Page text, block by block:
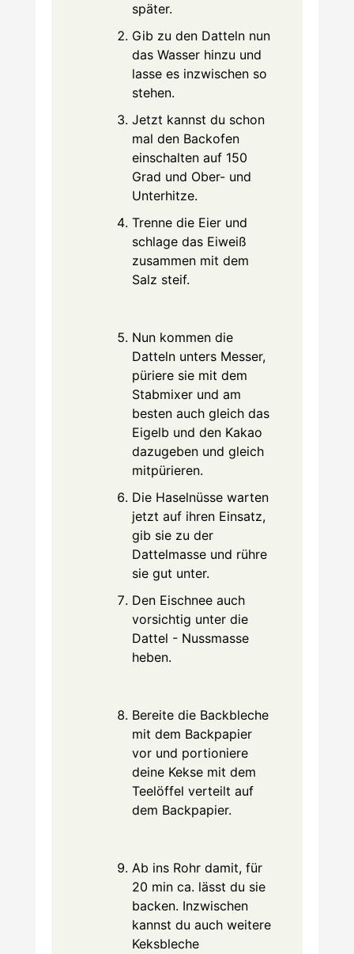
später.
Gib zu den Datteln nun
das Wasser hinzu und
lasse es inzwischen so
stehen.
Jetzt kannst du schon
mal den Backofen
einschalten auf 150
Grad und Ober- und
Unterhitze.
Trenne die Eier und
schlage das Eiweiß
zusammen mit dem
Salz steif.
Nun kommen die
Datteln unters Messer,
püriere sie mit dem
Stabmixer und am
besten auch gleich das
Eigelb und den Kakao
dazugeben und gleich
mitpürieren.
Die Haselnüsse warten
jetzt auf ihren Einsatz,
gib sie zu der
Dattelmasse und rühre
sie gut unter.
Den Eischnee auch
vorsichtig unter die
Dattel - Nussmasse
heben.
Bereite die Backbleche
mit dem Backpapier
vor und portioniere
deine Kekse mit dem
Teelöffel verteilt auf
dem Backpapier.
Ab ins Rohr damit, für
20 min ca. lässt du sie
backen. Inzwischen
kannst du auch weitere
Keksbleche